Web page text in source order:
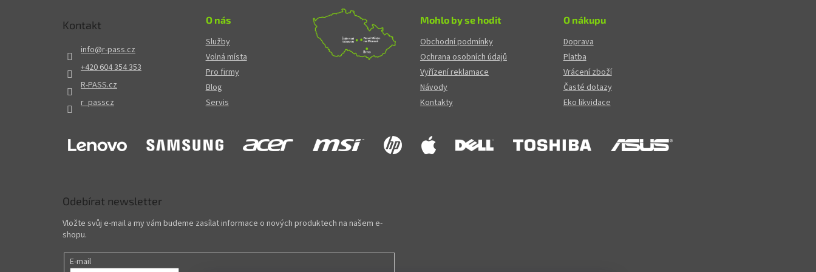
Kontakt
info@r-pass.cz
+420 604 354 353
R-PASS.cz
r_passcz
O nás
Služby
Volná místa
Pro firmy
Blog
Servis
Mohlo by se hodit
Obchodní podmínky
Ochrana osobních údajů
Vyřízení reklamace
Návody
Kontakty
O nákupu
Doprava
Platba
Vrácení zboží
Časté dotazy
Eko likvidace
Odebírat newsletter
Vložte svůj e-mail a my vám budeme zasílat informace o nových produktech na našem e-
shopu.
E-mail